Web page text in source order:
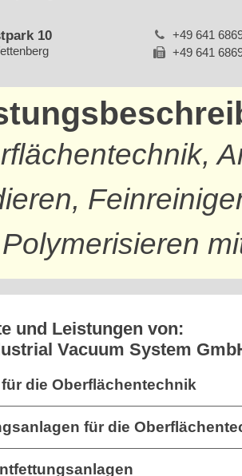
10
+49 641
+49 641
und Leistungen von:
Vacuum System
die Oberflächentechnik
für die